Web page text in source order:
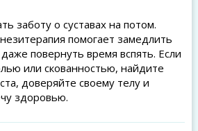
заботу о суставах на потом.
помогает замедлить
повернуть время вспять. Если
или скованностью, найдите
доверяйте своему телу и
здоровью.